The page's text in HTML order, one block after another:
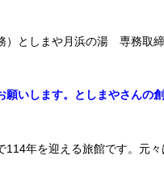
）としまや月浜の湯 専務取
願いします。としまやさんの
114年を迎える旅館です。元